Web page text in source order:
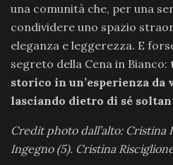
una comunità che, per una
condividere uno spazio
eleganza e leggerezza. E
segreto della Cena in Bianco:
storico in un’esperienza da
lasciando dietro di sé
Credit photo dall’alto: Cristina
Ingegno (5). Cristina